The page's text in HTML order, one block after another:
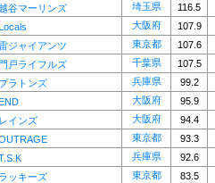
谷マーリンズ 埼玉県
116.5
大阪府
107.9
ジャイアンツ 東京都
107.6
門戸ライフルズ 千葉県
107.5
プラトンズ 兵庫県
99.2
大阪府
95.9
レインズ 大阪府
94.4
東京都
93.3
兵庫県
92.6
ラッキーズ 東京都
83.5